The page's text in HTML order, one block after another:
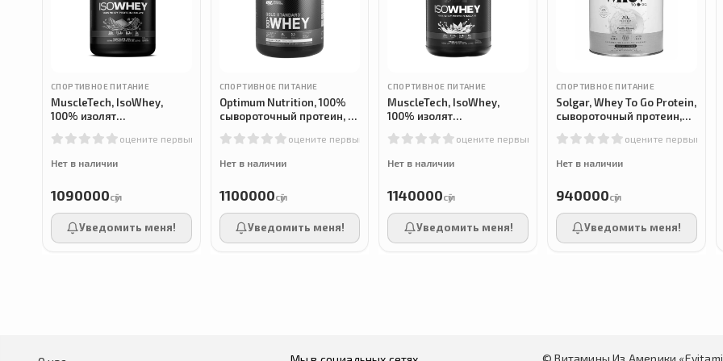
СПОРТИВНОЕ ПИТАНИЕ
MuscleTech, IsoWhey,
100% изолят
со вкусом шоколада, 2,27
оцените первым
Нет в наличии
1090000сӯм
Уведомить меня!
СПОРТИВНОЕ ПИТАНИЕ
Optimum Nutrition, 100%
сывороточный протеин, со
сливками, 2,11 кгоцените первым
Нет в наличии
1100000сӯм
Уведомить меня!
СПОРТИВНОЕ ПИТАНИЕ
MuscleTech, IsoWhey,
100% изолят
со вкусом ванили, 2,27 кг
оцените первым
Нет в наличии
1140000сӯм
Уведомить меня!
СПОРТИВНОЕ ПИТАНИЕ
Solgar, Whey To Go Protein,
сывороточный протеин,
оцените первым
Нет в наличии
940000сӯм
Уведомить меня!
© Витамины Из Америки